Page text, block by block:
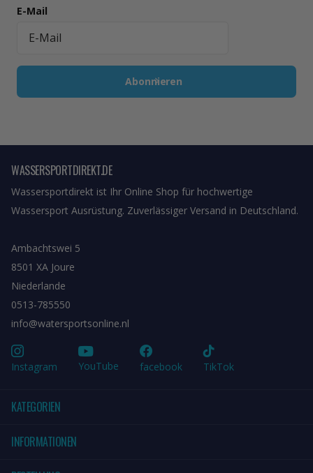
E-Mail
Abonnieren
WASSERSPORTDIREKT.DE
Wassersportdirekt ist Ihr Online Shop für hochwertige
Wassersport Ausrüstung. Zuverlässiger Versand in Deutschland.
Ambachtswei 5
8501 XA Joure
Niederlande
0513-785550
info@watersportsonline.nl
Instagram YouTube facebook TikTok
KATEGORIEN
INFORMATIONEN